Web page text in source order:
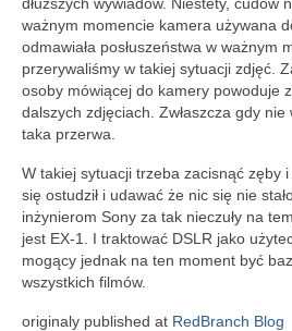
ważnym momencie kamera używana
odmawiała posłuszeństwa w ważnym
przerywaliśmy w takiej sytuacji zdjęć.
osoby mówiącej do kamery powoduje
dalszych zdjęciach. Zwłaszcza gdy nie
taka przerwa.
W takiej sytuacji trzeba zacisnąć zęby
się ostudził i udawać że nic się nie
inżynierom Sony za tak nieczuły na
jest EX-1. I traktować DSLR jako
mogący jednak na ten moment być
wszystkich filmów.
originaly published at RedBranch Blog